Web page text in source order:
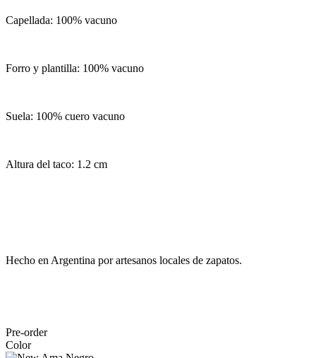
Capellada: 100% vacuno
Forro y plantilla: 100% vacuno
Suela: 100% cuero vacuno
Altura del taco: 1.2 cm
Hecho en Argentina por artesanos locales de zapatos.
Pre-order
Color